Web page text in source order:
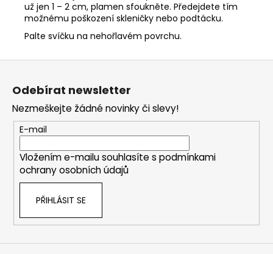
už jen 1 – 2 cm, plamen sfoukněte. Předejdete tím
možnému poškození skleničky nebo podtácku.
Palte svíčku na nehořlavém povrchu.
Z
Odebírat newsletter
Nezmeškejte žádné novinky či slevy!
E-mail
Vložením e-mailu souhlasíte s podmínkami
ochrany osobních údajů
PŘIHLÁSIT SE